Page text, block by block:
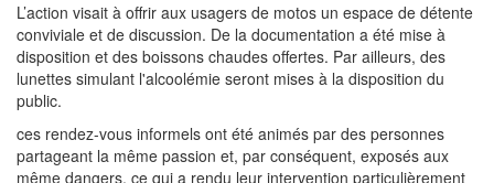
L’action visait à offrir aux usagers de motos un espace de détente
conviviale et de discussion. De la documentation a été mise à
disposition et des boissons chaudes offertes. Par ailleurs, des
lunettes simulant l'alcoolémie seront mises à la disposition du
public.
ces rendez-vous informels ont été animés par des personnes
partageant la même passion et, par conséquent, exposés aux
même dangers, ce qui a rendu leur intervention particulièrement